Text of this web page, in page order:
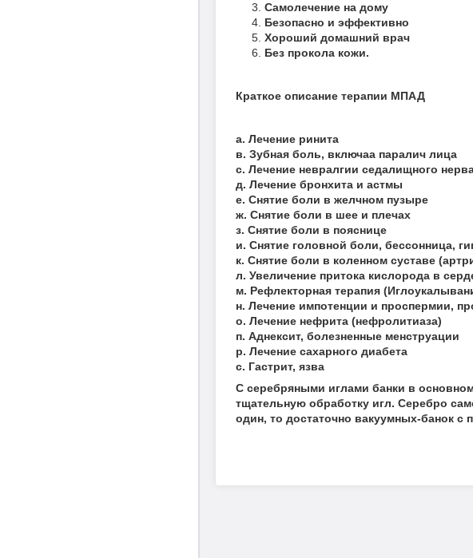
Самолечение на дому
Безопасно и эффективно
Хороший домашний врач
Без прокола кожи.
Краткое описание терапии МПАД
а. Лечение ринита
в. Зубная боль, включаа паралич лица
с. Лечение невралгии седалищного
д. Лечение бронхита и астмы
е. Снятие боли в желчном пузыре
ж. Снятие боли в шее и плечах
з. Снятие боли в пояснице
и. Снятие головной боли, бессонница,
к. Снятие боли в коленном суставе
л. Увеличение притока кислорода в
м. Рефлекторная терапия
н. Лечение импотенции и проспермии,
о. Лечение нефрита (нефролитиаза)
п. Аднексит, болезненные менструации
р. Лечение сахарного диабета
с. Гастрит, язва
С серебряными иглами банки в
тщательную обработку игл. Серебро
один, то достаточно вакуумных-банок с